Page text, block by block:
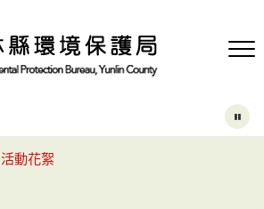
活動花絮